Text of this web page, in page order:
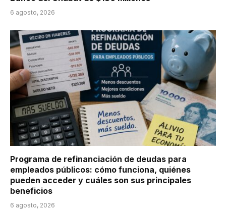
6 agosto, 2026
Programa de refinanciación de deudas para
empleados públicos: cómo funciona, quiénes
pueden acceder y cuáles son sus principales
beneficios
6 agosto, 2026